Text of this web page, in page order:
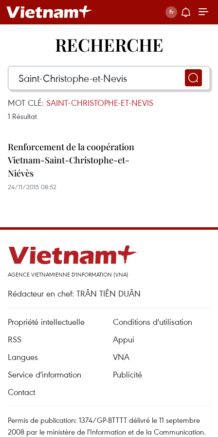
RECHERCHE
MOT CLÉ: SAINT-CHRISTOPHE-ET-NEVIS
1 Résultat
Renforcement de la coopération
Vietnam-Saint-Christophe-et-
Niévès
24/11/2015 08:52
AGENCE VIETNAMIENNE D'INFORMATION (VNA)
Rédacteur en chef: TRÂN TIÊN DUÂN
Propriété intellectuelle
Conditions d'utilisation
RSS
Appui
Langues
VNA
Service d'information
Publicité
Contact
Permis de publication: 1374/GP-BTTTT délivré le 11 septembre
2008 par le ministère de l'Information et de la Communication.